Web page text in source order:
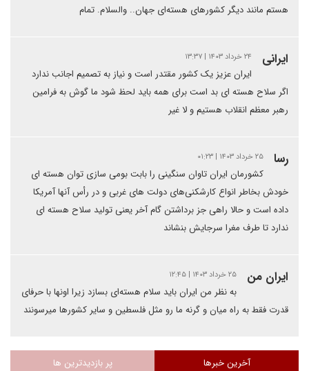
هستم مانند دیگر کشورهای هسته‌ای جهان.. والسلام. تمام
ایرانی ۲۴ خرداد ۱۴۰۳ | ۱۳:۳۷
ایران عزیز یک کشور مقتدر است و نیاز به تصمیم اجانب ندارد
اگر سلاح هسته ای بد است برای همه باید لحظ شود ما گوش به فرامین
رهبر معظم انقلاب هستیم و لا غیر
رسا ۲۵ خرداد ۱۴۰۳ | ۰۱:۲۳
کشورمان ایران تاوان سنگینی را بابت بومی سازی توان هسته ای
خودش بخاطر انواع کارشکنی‌های دولت های غربی و در رأس آنها آمریکا
داده است و حالا راهی جز برداشتن گام آخر یعنی تولید سلاح هسته ای
ندارد تا طرف مغرا سرجایش بنشاند
ایران من ۲۵ خرداد ۱۴۰۳ | ۱۲:۴۵
به نظر من ایران باید سلام هسته‌ای بسازد زیرا اونها با حرفای
قدرت فقط به راه میان و گرنه ما رو مثل فلسطین و سایر کشورها میرسونند
آخرین خبرها پر بازدیدترین ها